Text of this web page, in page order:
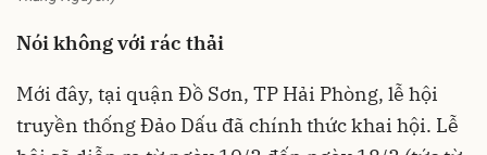
Nói không với rác thải
Mới đây, tại quận Đồ Sơn, TP Hải Phòng, lễ hội
truyền thống Đảo Dấu đã chính thức khai hội. Lễ